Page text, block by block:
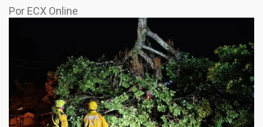
Por ECX Online